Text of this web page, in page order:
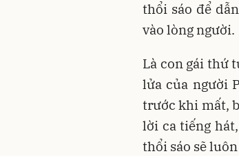
thổi sáo để
vào lòng người.
Là con gái thứ
lửa của người
trước khi mất,
lời ca tiếng
thổi sáo sẽ